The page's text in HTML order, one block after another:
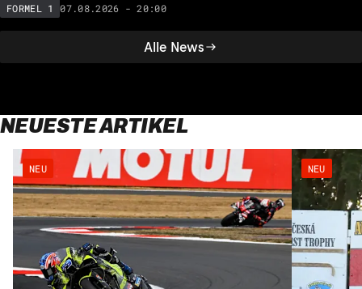
Alle News
FORMEL 1 07.08.2026 - 20:00
NEUESTE ARTIKEL
NEU NEU